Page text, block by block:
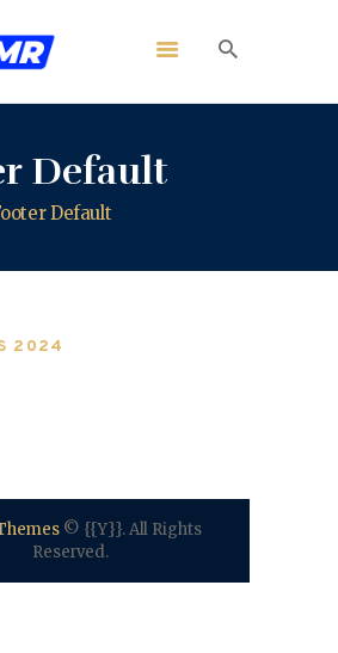
Default
Default
2024
© {{Y}}. All Rights
Reserved.